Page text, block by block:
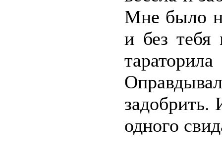
Мне было
и без тебя
задобрить.
одного